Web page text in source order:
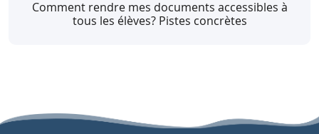
Consulter
différence avec le Coronavirus ? C'est quoi un
virus ? Quelles sont les solutions où les
Comment rendre mes documents accessibles à
tous les élèves? Pistes concrètes